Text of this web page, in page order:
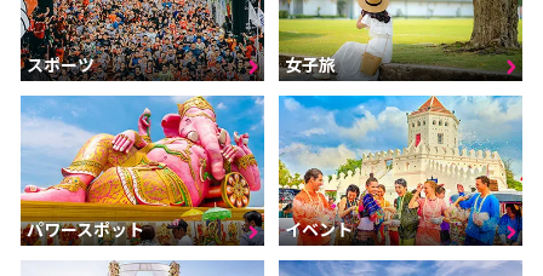
スポーツ 女子旅
パワースポット イベント